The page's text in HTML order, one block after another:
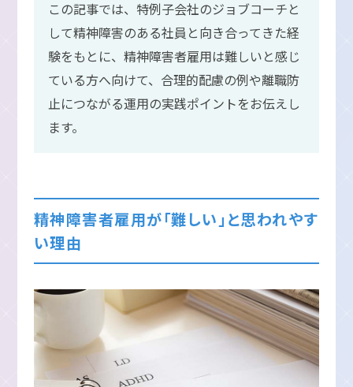
この記事では、特例子会社のジョブコーチと
して精神障害のある社員と向き合ってきた経
験をもとに、精神障害者雇用は難しいと感じ
ている方へ向けて、合理的配慮の例や離職防
止につながる運用の実践ポイントをお伝えし
ます。
精神障害者雇用が「難しい」と思われやす
い理由